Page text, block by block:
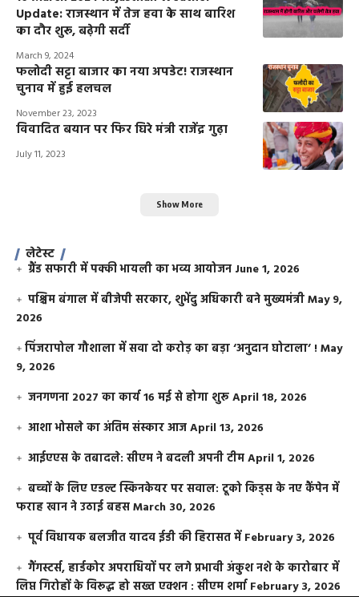
Update: राजस्थान में तेज हवा के साथ बारिश
का दौर शुरू, बढ़ेगी सर्दी
March 9, 2024
फलोदी सट्टा बाजार का नया अपडेट! राजस्थान
चुनाव में हुई हलचल
November 23, 2023
विवादित बयान पर फिर घिरे मंत्री राजेंद्र गुढ़ा
July 11, 2023
Show More
लेटेस्ट
ग्रैंड सफारी में पक्की भायली का भव्य आयोजन June 1, 2026
पश्चिम बंगाल में बीजेपी सरकार, शुभेंदु अधिकारी बने मुख्यमंत्रीMay 9,
2026
​पिंजरापोल गौशाला में सवा दो करोड़ का बड़ा ‘अनुदान घोटाला’ !May
9, 2026
जनगणना 2027 का कार्य 16 मई से होगा शुरूApril 18, 2026
आशा भोसले का अंतिम संस्कार आजApril 13, 2026
आईएएस के तबादले: सीएम ने बदली अपनी टीमApril 1, 2026
बच्चों के लिए एडल्ट स्किनकेयर पर सवाल: टूको किड्स के नए कैंपेन में
फराह खान ने उठाई बहसMarch 30, 2026
पूर्व विधायक बलजीत यादव ईडी की हिरासत में February 3, 2026
गैंगस्टर्स, हार्डकोर अपराधियों पर लगे प्रभावी अंकुश नशे के कारोबार में
लिप्त गिरोहों के विरूद्ध हो सख्त एक्शन : सीएम शर्मा February 3, 2026